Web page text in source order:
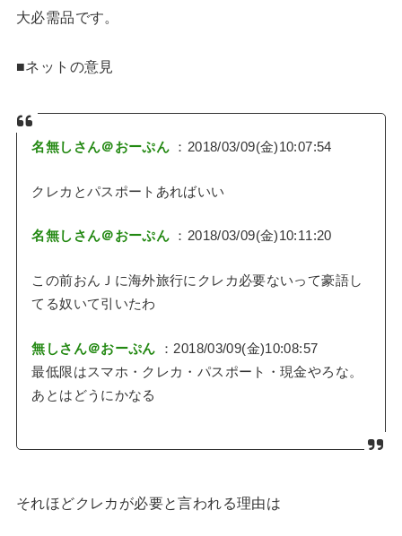
大必需品です。
■ネットの意見
名無しさん＠おーぷん ：2018/03/09(金)10:07:54
クレカとパスポートあればいい
名無しさん＠おーぷん ：2018/03/09(金)10:11:20
この前おんＪに海外旅行にクレカ必要ないって豪語し
てる奴いて引いたわ
無しさん＠おーぷん ：2018/03/09(金)10:08:57
最低限はスマホ・クレカ・パスポート・現金やろな。
あとはどうにかなる
それほどクレカが必要と言われる理由は